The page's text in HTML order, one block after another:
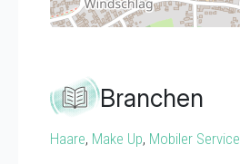
Branchen
Haare, Make Up, Mobiler Service